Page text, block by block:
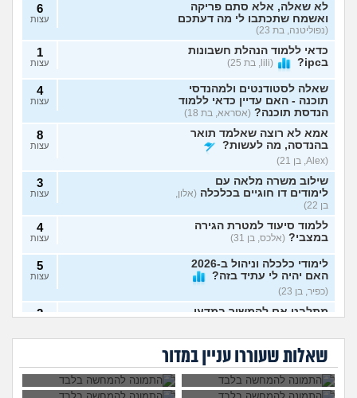
לא שאלה, אלא סתם פריקה
ואשמח שתכתבו לי מה דעתכם
(נפוליטנה, בת 23)
6
עצות
כדאי ללמוד הנהלת חשבונות
בipc?
(lili, בת 25)
1
עצות
שאלה לסטודנטים ולמהנדסי
תוכנה - האם עדיין כדאי ללמוד
הנדסת תוכנה? (אסראא, בת 18)
4
עצות
אמא לא רוצה שאלמד תואר
בהנדסה, מה לעשות?
(Alex, בן 21)
8
עצות
שילוב משרה מלאה עם
לימודים דו חוגיים בכלכלה (אלון,
בן 22)
3
עצות
ללמוד סיעוד למטרת הגירה
במצבי? (אלכס, בן 31)
4
עצות
לימודי כלכלה וניהול ב-2026
האם יהיה לי עתיד בזה?
(כפיר, בן 23)
5
עצות
מתלבט אם להמשיך במדעי
– אשמח לעצה אמיתית (מדמח,
בן 21)
2
מה הדרך הכי טובה ללמוד
למבחן? (אודי, בן 20)
4
שאלות שעוררו עניין במדור
איך לשלב בין עבודה,
כושר, משפחה
וזוגיות?
קבלתי ציון לא טוב
ללמוד רפואה, לוותר
על החלום?
לא מצליחה להתאפס
על הלימודים, לא רוצה
לפרוש מהתואר, מה
לעשות?
בן הזוג החליט לעשות
סיבה טובה להיפרד
ממנו?